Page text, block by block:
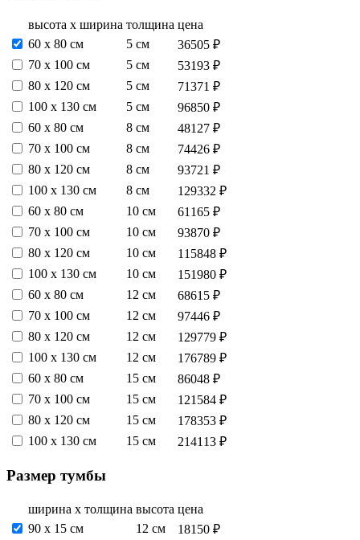
высота х ширина толщина цена
60 х 80 см
5 см
36505 ₽
70 х 100 см
5 см
53193 ₽
80 х 120 см
5 см
71371 ₽
100 х 130 см
5 см
96850 ₽
60 х 80 см
8 см
48127 ₽
70 х 100 см
8 см
74426 ₽
80 х 120 см
8 см
93721 ₽
100 х 130 см
8 см
129332 ₽
60 х 80 см
10 см
61165 ₽
70 х 100 см
10 см
93870 ₽
80 х 120 см
10 см
115848 ₽
100 х 130 см
10 см
151980 ₽
60 х 80 см
12 см
68615 ₽
70 х 100 см
12 см
97446 ₽
80 х 120 см
12 см
129779 ₽
100 х 130 см
12 см
176789 ₽
60 х 80 см
15 см
86048 ₽
70 х 100 см
15 см
121584 ₽
80 х 120 см
15 см
178353 ₽
100 х 130 см
15 см 214113 ₽
Размер тумбы
ширина х толщина высота цена
90 х 15 см
12 см
18150 ₽